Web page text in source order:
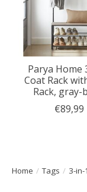
Home / Tags / 3-
Parya Home
Coat Rack
Rack, gray-
€89,99